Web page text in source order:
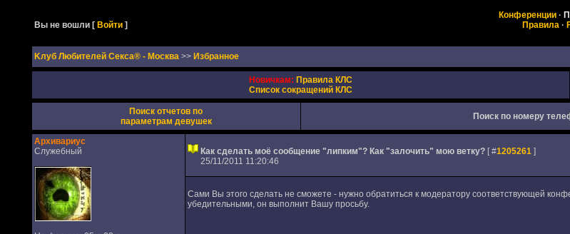
Вы не вошли [Войти ]
Конференции·
Правила ·
Kлуб Любителей Секса® - Москва >> Избранное
Новичкам: Правила КЛС
Список сокращений КЛС
Поиск отчетов по
параметрам девушек
Поиск по номеру
Архивариус
Служебный
Как сделать моё сообщение "липким"? Как "залочить" мою ветку? [ #1205261]
25/11/2011 11:20:46
Сами Вы этого сделать не сможете - нужно обратиться к модератору соответствующей
убедительными, он выполнит Вашу просьбу.